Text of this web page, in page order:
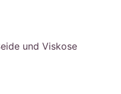
und Viskose